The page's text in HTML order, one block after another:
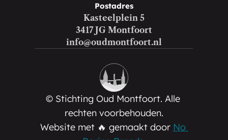
Postadres
Kasteelplein 5
3417 JG Montfoort
info@oudmontfoort.nl
© Stichting Oud Montfoort. Alle
rechten voorbehouden.
Website met 🔥 gemaakt door No